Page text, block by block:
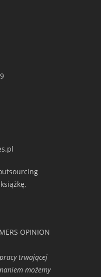
OPINION
trwającej
możemy